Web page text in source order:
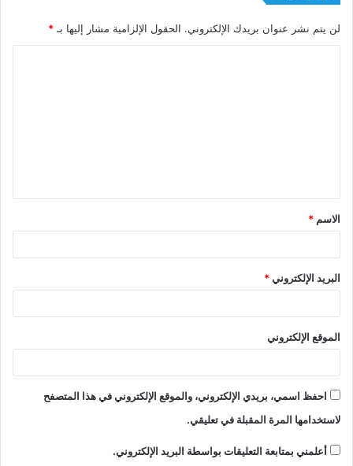
لن يتم نشر عنوان بريدك الإلكتروني. الحقول الإلزامية مشار إليها بـ *
ق
*
الاسم *
البريد الإلكتروني*
الموقع الإلكتروني
احفظ اسمي، بريدي الإلكتروني، والموقع الإلكتروني في هذا المتصفح
لاستخدامها المرة المقبلة في تعليقي.
أعلمني بمتابعة التعليقات بواسطة البريد الإلكتروني.